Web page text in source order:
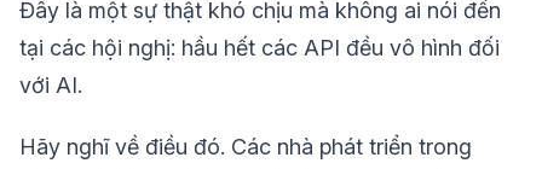
Đây là một sự thật khó chịu mà không ai nói đến
tại các hội nghị: hầu hết các API đều vô hình đối
với AI.
Hãy nghĩ về điều đó. Các nhà phát triển trong